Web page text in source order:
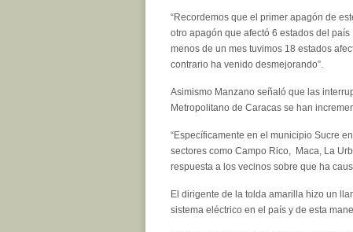
“Recordemos que el primer apagón de
otro apagón que afectó 6 estados del
menos de un mes tuvimos 18 estados
contrario ha venido desmejorando”.
Asimismo Manzano señaló que las
Metropolitano de Caracas se han
“Específicamente en el municipio Sucre
sectores como Campo Rico, Maca, La
respuesta a los vecinos sobre que ha
El dirigente de la tolda amarilla hizo un
sistema eléctrico en el país y de esta